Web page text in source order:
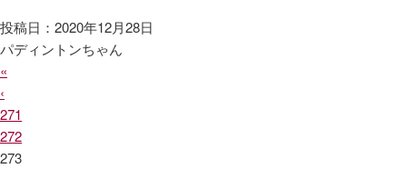
投稿日：2020年12月28日
パディントンちゃん
«
‹
271
272
273